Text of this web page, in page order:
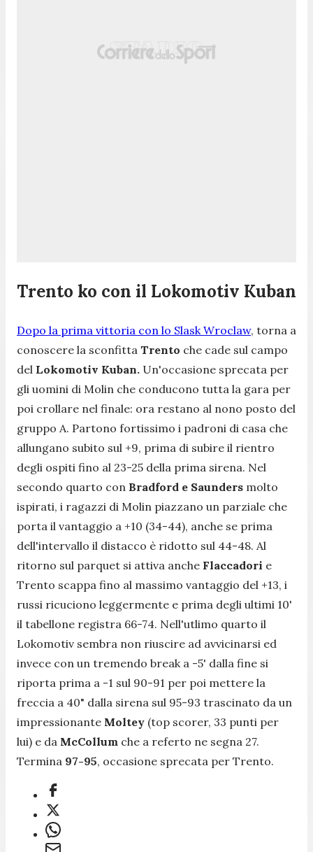
Trento ko con il Lokomotiv Kuban
Dopo la prima vittoria con lo Slask Wroclaw, torna a
conoscere la sconfitta Trento che cade sul campo
del Lokomotiv Kuban. Un'occasione sprecata per
gli uomini di Molin che conducono tutta la gara per
poi crollare nel finale: ora restano al nono posto del
gruppo A. Partono fortissimo i padroni di casa che
allungano subito sul +9, prima di subire il rientro
degli ospiti fino al 23-25 della prima sirena. Nel
secondo quarto con Bradford e Saunders molto
ispirati, i ragazzi di Molin piazzano un parziale che
porta il vantaggio a +10 (34-44), anche se prima
dell'intervallo il distacco è ridotto sul 44-48. Al
ritorno sul parquet si attiva anche Flaccadori e
Trento scappa fino al massimo vantaggio del +13, i
russi ricuciono leggermente e prima degli ultimi 10'
il tabellone registra 66-74. Nell'utlimo quarto il
Lokomotiv sembra non riuscire ad avvicinarsi ed
invece con un tremendo break a -5' dalla fine si
riporta prima a -1 sul 90-91 per poi mettere la
freccia a 40" dalla sirena sul 95-93 trascinato da un
impressionante Moltey (top scorer, 33 punti per
lui) e da McCollum che a referto ne segna 27.
Termina 97-95, occasione sprecata per Trento.